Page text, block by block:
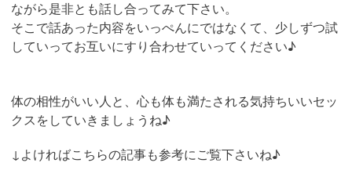
ながら是非とも話し合ってみて下さい。
そこで話あった内容をいっぺんにではなくて、少しずつ試
していってお互いにすり合わせていってください♪
体の相性がいい人と、心も体も満たされる気持ちいいセッ
クスをしていきましょうね♪
↓よければこちらの記事も参考にご覧下さいね♪